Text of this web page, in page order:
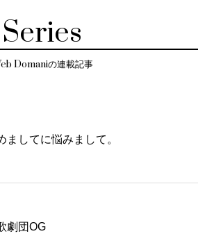
Series
Domaniの連載記事
ましてに悩みまして。
劇団OG